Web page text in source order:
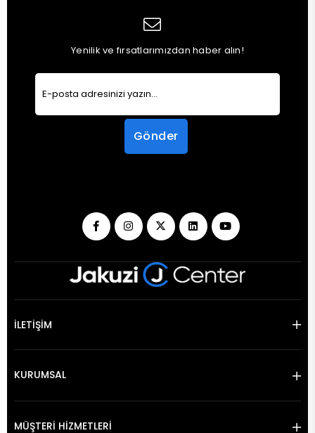
Yenilik ve fırsatlarımızdan haber alın!
Gönder
İLETİŞİM
KURUMSAL
MÜŞTERİ HİZMETLERİ